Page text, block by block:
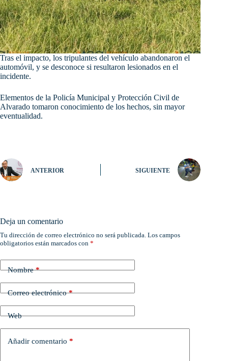
Tras el impacto, los tripulantes del vehículo abandonaron el
automóvil, y se desconoce si resultaron lesionados en el
incidente.
Elementos de la Policía Municipal y Protección Civil de
Alvarado tomaron conocimiento de los hechos, sin mayor
eventualidad.
ANTERIOR SIGUIENTE
Deja un comentario
Tu dirección de correo electrónico no será publicada. Los campos
obligatorios están marcados con *
Nombre*
Correo electrónico*
Web
Añadir comentario *